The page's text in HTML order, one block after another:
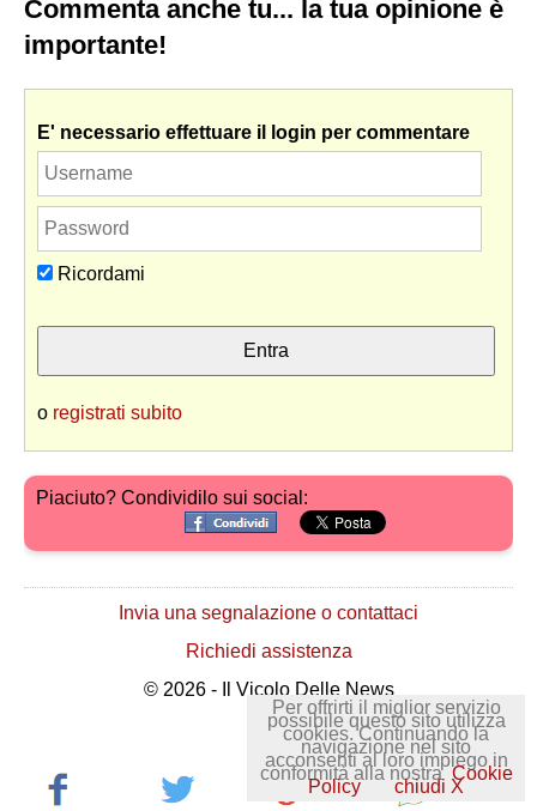
Commenta anche tu... la tua opinione è
importante!
E' necessario effettuare il login per commentare
Ricordami
o registrati subito
Piaciuto? Condividilo sui social:
Invia una segnalazione o contattaci
Richiedi assistenza
© 2026 - Il Vicolo Delle News
Per offrirti il miglior servizio
possibile questo sito utilizza
cookies. Continuando la
navigazione nel sito
acconsenti al loro impiego in
conformità alla nostra Cookie
Policy chiudi X